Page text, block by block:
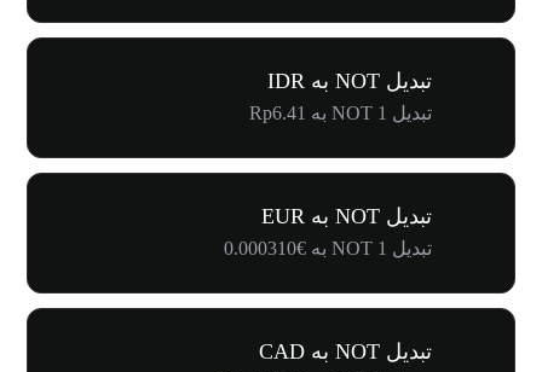
تبدیل NOT به IDR
تبدیل 1 NOT به Rp6.41
تبدیل NOT به EUR
تبدیل 1 NOT به €0.000310
تبدیل NOT به CAD